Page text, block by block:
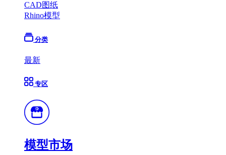
CAD图纸
Rhino模型
分类
最新
专区
模型市场